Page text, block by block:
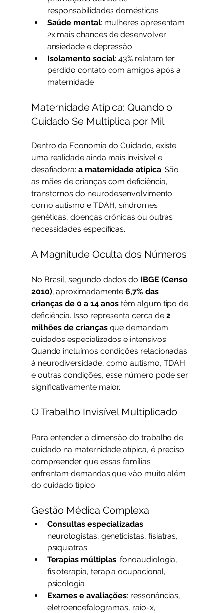
responsabilidades domésticas
Saúde mental: mulheres apresentam
2x mais chances de desenvolver
ansiedade e depressão
Isolamento social: 43% relatam ter
perdido contato com amigos após a
maternidade
Maternidade Atípica: Quando o
Cuidado Se Multiplica por Mil
Dentro da Economia do Cuidado, existe
uma realidade ainda mais invisível e
desafiadora: a maternidade atípica. São
as mães de crianças com deficiência,
transtornos do neurodesenvolvimento
como autismo e TDAH, síndromes
genéticas, doenças crônicas ou outras
necessidades específicas.
A Magnitude Oculta dos Números
No Brasil, segundo dados do IBGE (Censo
2010), aproximadamente 6,7% das
crianças de 0 a 14 anos têm algum tipo de
deficiência. Isso representa cerca de 2
milhões de crianças que demandam
cuidados especializados e intensivos.
Quando incluímos condições relacionadas
à neurodiversidade, como autismo, TDAH
e outras condições, esse número pode ser
significativamente maior.
O Trabalho Invisível Multiplicado
Para entender a dimensão do trabalho de
cuidado na maternidade atípica, é preciso
compreender que essas famílias
enfrentam demandas que vão muito além
do cuidado típico:
Gestão Médica Complexa
Consultas especializadas:
neurologistas, geneticistas, fisiatras,
psiquiatras
Terapias múltiplas: fonoaudiologia,
fisioterapia, terapia ocupacional,
psicologia
Exames e avaliações: ressonâncias,
eletroencefalogramas, raio-x,